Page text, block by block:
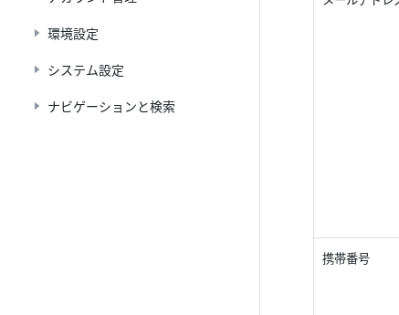
環境設定
システム設定
ナビゲーションと検索
携帯番号